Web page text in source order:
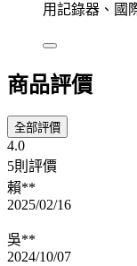
用記錄器、國
商品評價
全部評價
4.0
5則評價
賴**
2025/02/16
吳**
2024/10/07